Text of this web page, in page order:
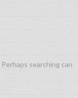
searching can